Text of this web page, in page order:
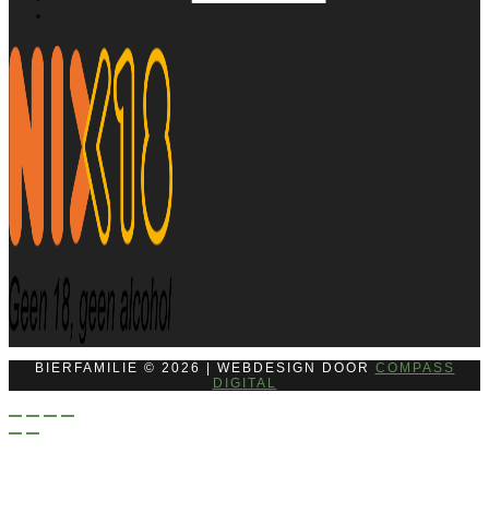
BIERFAMILIE © 2026 | WEBDESIGN DOOR COMPASS
DIGITAL